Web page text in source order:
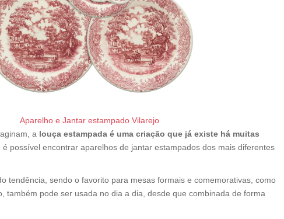
Aparelho e Jantar estampado Vilarejo
a louça estampada é uma criação que já existe há muitas
é possível encontrar aparelhos de jantar estampados dos mais diferentes
tendência, sendo o favorito para mesas formais e comemorativas, como
também pode ser usada no dia a dia, desde que combinada de forma